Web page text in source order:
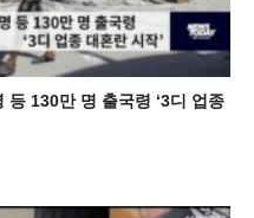
130만 명 출국령 ‘3디 업종